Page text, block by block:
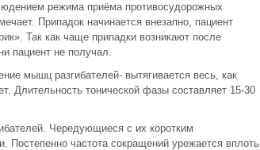
режима приёма противосудорожных
Припадок начинается внезапно, пациент
Так как чаще припадки возникают после
пациент не получал.
мышц разгибателей- вытягивается весь, как
Длительность тонической фазы составляет 15-30
Чередующиеся с их коротким
Постепенно частота сокращений урежается вплоть